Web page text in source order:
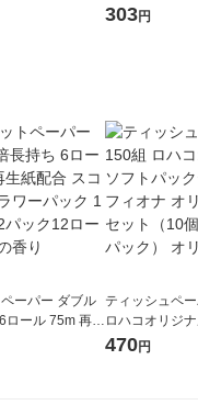
味 1人前×2 1
おかかバター
303円
ーパー ダブル
75m 再生
ティフラワー
ト（2パック12
ティッシュペ
ロハコオリジナ
ックティッシュ
470円